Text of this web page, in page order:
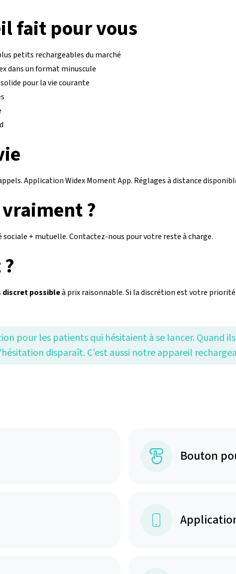
fait pour vous
petits rechargeables du marché
dans un format minuscule
pour la vie courante
Application Widex Moment App. Réglages à distance
?
sociale + mutuelle. Contactez-nous pour votre reste à charge.
discret possibleà prix raisonnable. Si la discrétion est votre priorité
pour les patients qui hésitaient à se lancer. Quand
disparaît. C'est aussi notre appareil
Bouton